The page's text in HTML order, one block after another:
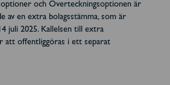
och Överteckningsoptionen är
av en extra bolagsstämma, som är
juli 2025. Kallelsen till extra
att offentliggöras i ett separat